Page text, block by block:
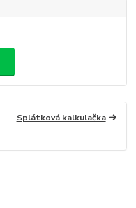
Splátková kalkulačka